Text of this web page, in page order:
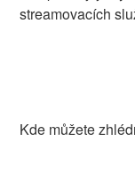
streamovacích
Kde můžete